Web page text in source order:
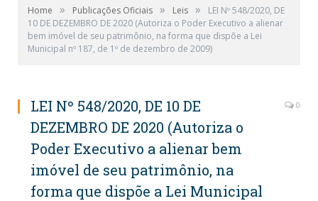
Home » Publicações Oficiais » Leis »
LEI Nº 548/2020, DE
10 DE DEZEMBRO DE 2020 (Autoriza o Poder Executivo a alienar
bem imóvel de seu patrimônio, na forma que dispõe a Lei
Municipal nº 187, de 1º de dezembro de 2009)
LEI Nº 548/2020, DE 10 DE
DEZEMBRO DE 2020 (Autoriza o
Poder Executivo a alienar bem
imóvel de seu patrimônio, na
forma que dispõe a Lei Municipal
0